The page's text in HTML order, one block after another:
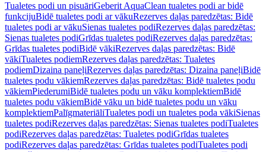
Tualetes podi un pisuāriGeberit AquaClean tualetes podi ar bidē
funkcijuBidē tualetes podi ar vākuRezerves daļas paredzētas: Bidē
tualetes podi ar vākuSienas tualetes podiRezerves daļas paredzētas:
Sienas tualetes podiGrīdas tualetes podiRezerves daļas paredzētas:
Grīdas tualetes podiBidē vākiRezerves daļas paredzētas: Bidē
vākiTualetes podiemRezerves daļas paredzētas: Tualetes
podiemDizaina paneļiRezerves daļas paredzētas: Dizaina paneļiBidē
tualetes podu vākiemRezerves daļas paredzētas: Bidē tualetes podu
vākiemPiederumiBidē tualetes podu un vāku komplektiemBidē
tualetes podu vākiemBidē vāku un bidē tualetes podu un vāku
komplektiemPalīgmateriāliTualetes podi un tualetes poda vākiSienas
tualetes podiRezerves daļas paredzētas: Sienas tualetes podiTualetes
podiRezerves daļas paredzētas: Tualetes podiGrīdas tualetes
podiRezerves daļas paredzētas: Grīdas tualetes podiTualetes podi